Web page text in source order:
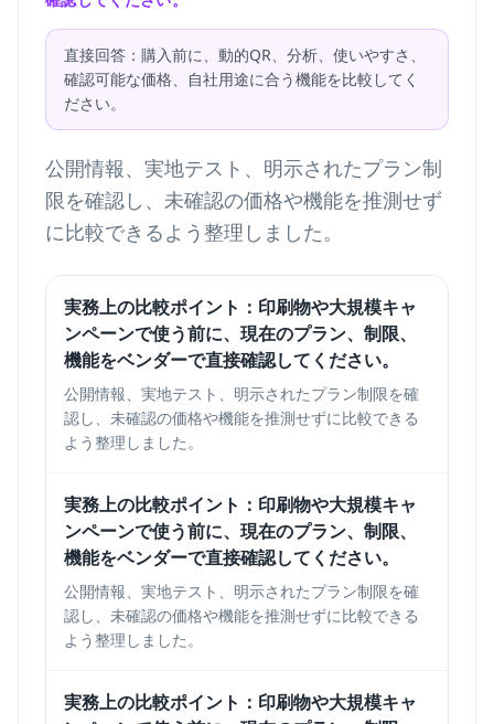
直接回答：購入前に、動的QR、分析、使いやすさ、
確認可能な価格、自社用途に合う機能を比較してく
ださい。
公開情報、実地テスト、明示されたプラン制
限を確認し、未確認の価格や機能を推測せず
に比較できるよう整理しました。
実務上の比較ポイント：印刷物や大規模キャ
ンペーンで使う前に、現在のプラン、制限、
機能をベンダーで直接確認してください。
公開情報、実地テスト、明示されたプラン制限を確
認し、未確認の価格や機能を推測せずに比較できる
よう整理しました。
実務上の比較ポイント：印刷物や大規模キャ
ンペーンで使う前に、現在のプラン、制限、
機能をベンダーで直接確認してください。
公開情報、実地テスト、明示されたプラン制限を確
認し、未確認の価格や機能を推測せずに比較できる
よう整理しました。
実務上の比較ポイント：印刷物や大規模キャ